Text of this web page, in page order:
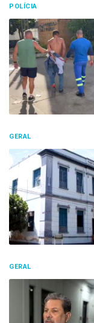
POLÍCIA
GERAL
GERAL